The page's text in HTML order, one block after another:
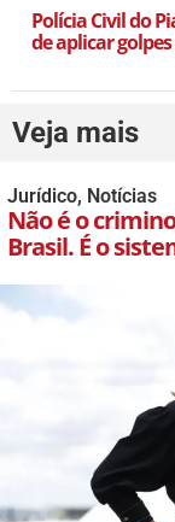
Polícia Civil do
de aplicar
Veja mais
Jurídico, Notícias
Não é o
Brasil. É o